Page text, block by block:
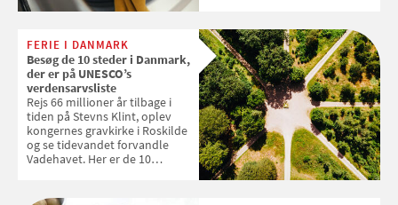
enkle råd til at spare penge på
tøjvasken
FERIE I DANMARK
Besøg de 10 steder i Danmark,
der er på UNESCO’s
verdensarvsliste
Rejs 66 millioner år tilbage i
tiden på Stevns Klint, oplev
kongernes gravkirke i Roskilde
og se tidevandet forvandle
Vadehavet. Her er de 10